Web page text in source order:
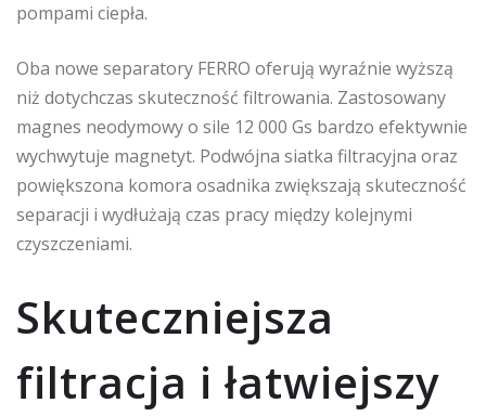
pompami ciepła.
Oba nowe separatory FERRO oferują wyraźnie wyższą
niż dotychczas skuteczność filtrowania. Zastosowany
magnes neodymowy o sile 12 000 Gs bardzo efektywnie
wychwytuje magnetyt. Podwójna siatka filtracyjna oraz
powiększona komora osadnika zwiększają skuteczność
separacji i wydłużają czas pracy między kolejnymi
czyszczeniami.
Skuteczniejsza
filtracja i łatwiejszy